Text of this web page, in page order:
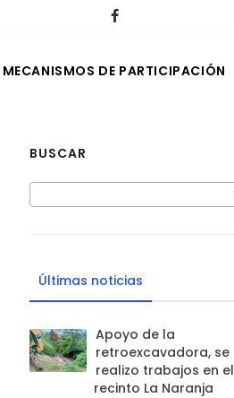
MECANISMOS DE PARTICIPACIÓN
BUSCAR
Últimas noticias
Apoyo de la
retroexcavadora, se
realizo trabajos en el
recinto La Naranja